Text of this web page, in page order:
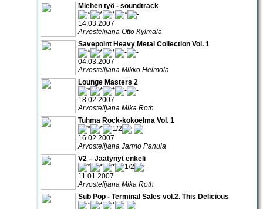
Miehen työ - soundtrack
14.03.2007
Arvostelijana Otto Kylmälä
Savepoint Heavy Metal Collection Vol. 1
04.03.2007
Arvostelijana Mikko Heimola
Lounge Masters 2
18.02.2007
Arvostelijana Mika Roth
Tuhma Rock-kokoelma Vol. 1
16.02.2007
Arvostelijana Jarmo Panula
V2 – Jäätynyt enkeli
11.01.2007
Arvostelijana Mika Roth
Sub Pop - Terminal Sales vol.2. This Delicious